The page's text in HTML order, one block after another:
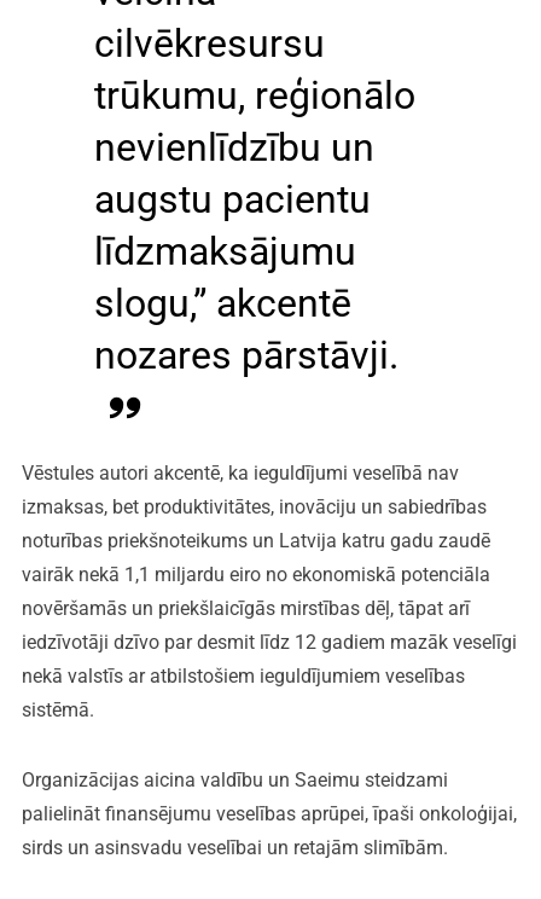
cilvēkresursu
trūkumu, reģionālo
nevienlīdzību un
augstu pacientu
līdzmaksājumu
slogu,” akcentē
nozares pārstāvji.
Vēstules autori akcentē, ka ieguldījumi veselībā nav
izmaksas, bet produktivitātes, inovāciju un sabiedrības
noturības priekšnoteikums un Latvija katru gadu zaudē
vairāk nekā 1,1 miljardu eiro no ekonomiskā potenciāla
novēršamās un priekšlaicīgās mirstības dēļ, tāpat arī
iedzīvotāji dzīvo par desmit līdz 12 gadiem mazāk veselīgi
nekā valstīs ar atbilstošiem ieguldījumiem veselības
sistēmā.
Organizācijas aicina valdību un Saeimu steidzami
palielināt finansējumu veselības aprūpei, īpaši onkoloģijai,
sirds un asinsvadu veselībai un retajām slimībām.